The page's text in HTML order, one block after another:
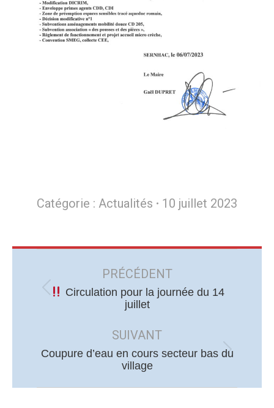
Catégorie : Actualités 10 juillet 2023
PRÉCÉDENT
Article
:
Circulation pour la journée du 14
juillet
SUIVANT
Article
suivant
Coupure d’eau en cours secteur bas du
village